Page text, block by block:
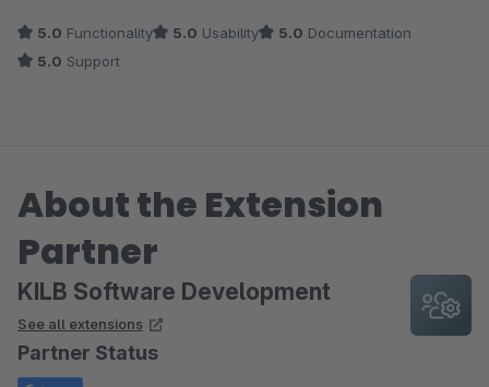
schnelle Gestaltung der Produkte notwendig ist, ich hoffe es
wird weiter fleißig updates geben.
5.0 Functionality 5.0 Usability 5.0 Documentation
5.0 Support
About the Extension
Partner
KILB Software Development
See all extensions
Partner Status